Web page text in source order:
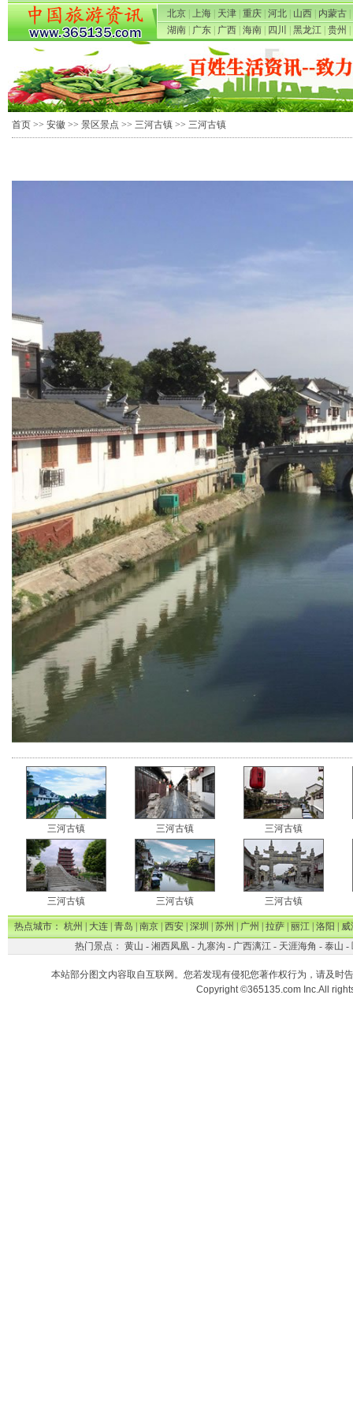
北京 上海 天津 重庆 河北 山西 内蒙古
湖南
广东 广西 海南 四川 黑龙江 贵州
首页 >> 安徽 >> 景区景点 >> 三河古镇 >> 三河古镇
三河古镇 三河古镇 三河古镇
三河古镇 三河古镇 三河古镇
热点城市：杭州|大连|青岛|南京|西安|深圳|苏州|广州|拉萨|丽江|洛阳|威
热门景点： 黄山 - 湘西凤凰- 九寨沟 - 广西漓江- 天涯海角 - 泰山 -
本站部分图文内容取自互联网。您若发现有侵犯您著作权行为，请及时
Copyright ©365135.com Inc.All